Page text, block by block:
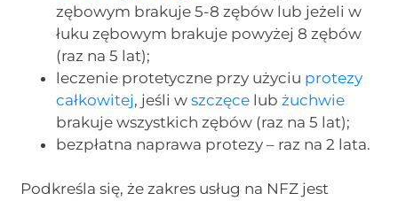
zębowym brakuje 5-8 zębów lub jeżeli w
łuku zębowym brakuje powyżej 8 zębów
(raz na 5 lat);
leczenie protetyczne przy użyciu protezy
całkowitej, jeśli wszczęce lubżuchwie
brakuje wszystkich zębów (raz na 5 lat);
bezpłatna naprawa protezy – raz na 2 lata.
Podkreśla się, że zakres usług na NFZ jest